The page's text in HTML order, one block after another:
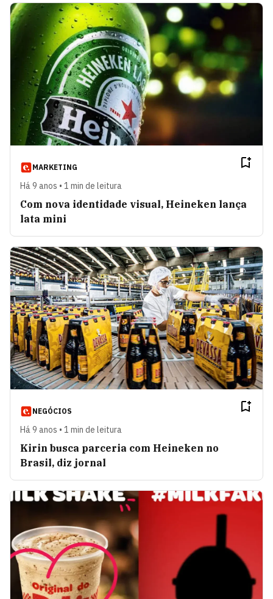
MARKETING
Há 9 anos • 1 min de leitura
Com nova identidade visual, Heineken lança
lata mini
NEGÓCIOS
Há 9 anos • 1 min de leitura
Kirin busca parceria com Heineken no
Brasil, diz jornal